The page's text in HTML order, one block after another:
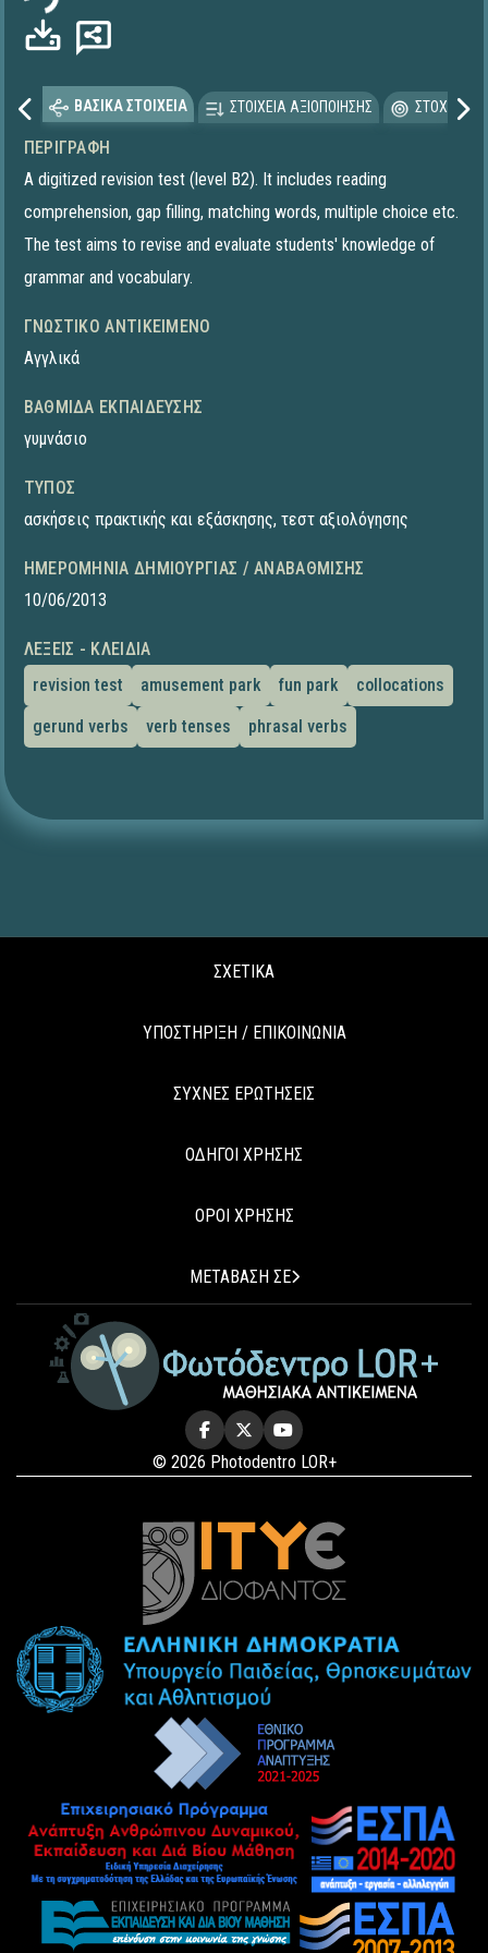
ΒΑΣΙΚΑ ΣΤΟΙΧΕΙΑ ΣΤΟΙΧΕΙΑ ΑΞΙΟΠΟΙΗΣΗΣ
ΠΕΡΙΓΡΑΦΉ
A digitized revision test (level B2). It includes reading
comprehension, gap filling, matching words, multiple choice etc.
The test aims to revise and evaluate students' knowledge of
grammar and vocabulary.
ΓΝΩΣΤΙΚΌ ΑΝΤΙΚΕΊΜΕΝΟ
Αγγλικά
ΒΑΘΜΊΔΑ ΕΚΠΑΊΔΕΥΣΗΣ
γυμνάσιο
ΤΎΠΟΣ
ασκήσεις πρακτικής και εξάσκησης, τεστ αξιολόγησης
ΗΜΕΡΟΜΗΝΊΑ ΔΗΜΙΟΥΡΓΊΑΣ / ΑΝΑΒΆΘΜΙΣΗΣ
10/06/2013
ΛΈΞΕΙΣ - ΚΛΕΙΔΙΆ
revision test
amusement park fun park
collocations
gerund verbs
verb tenses phrasal verbs
ΣΧΕΤΙΚΑ
ΥΠΟΣΤΗΡΙΞΗ / ΕΠΙΚΟΙΝΩΝΙΑ
ΣΥΧΝΕΣ ΕΡΩΤΗΣΕΙΣ
ΟΔΗΓΟΙ ΧΡΗΣΗΣ
ΟΡΟΙ ΧΡΗΣΗΣ
ΜΕΤΑΒΑΣΗ ΣΕ
© 2026 Photodentro LOR+